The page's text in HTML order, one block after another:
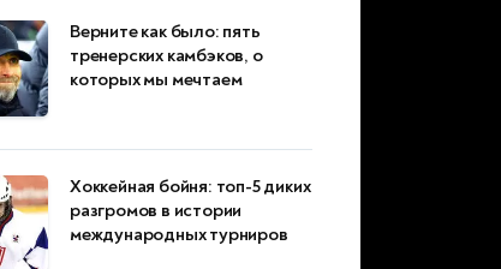
Верните как было: пять
тренерских камбэков, о
которых мы мечтаем
Хоккейная бойня: топ-5 диких
разгромов в истории
международных турниров